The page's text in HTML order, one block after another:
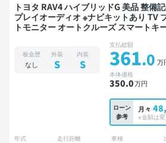
トヨタ RAV4 ハイブリッドG 美品 整備記録簿あり ディス
プレイオーディオ ※ナビキットあり TV
トモニター オートクルーズ スマートキ
板金歴
なし
外装
S
内装
S
支払総額
361.0 万
本体価格
350.0万円
ローン
参考
月々
※金額は変
年式 走行距離 車検